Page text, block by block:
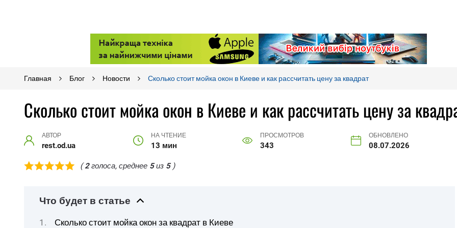
Главная Блог Новости Сколько стоит мойка окон в Киеве и как рассчитать цену за квадрат
Сколько стоит мойка окон в Киеве и как рассчитать цену за
АВТОР
rest.od.ua
НА ЧТЕНИЕ
13 мин
ПРОСМОТРОВ
343
ОБНОВЛЕНО
08.07.2026
(2голоса, среднее 5из 5)
Что будет в статье
Сколько стоит мойка окон за квадрат в Киеве